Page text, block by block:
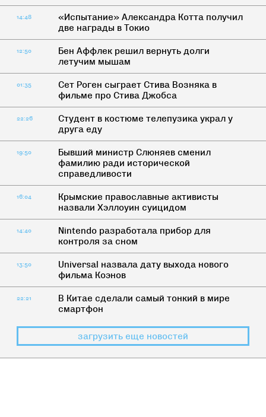
14:48
«Испытание» Александра Котта получил
две награды в Токио
12:50
Бен Аффлек решил вернуть долги
летучим мышам
01:35
Сет Роген сыграет Стива Возняка в
фильме про Стива Джобса
22:26
Студент в костюме телепузика украл у
друга еду
19:50
Бывший министр Слюняев сменил
фамилию ради исторической
справедливости
16:04
Крымские православные активисты
назвали Хэллоуин суицидом
14:40
Nintendo разработала прибор для
контроля за сном
13:50
Universal назвала дату выхода нового
фильма Коэнов
22:21
В Китае сделали самый тонкий в мире
смартфон
загрузить еще новостей